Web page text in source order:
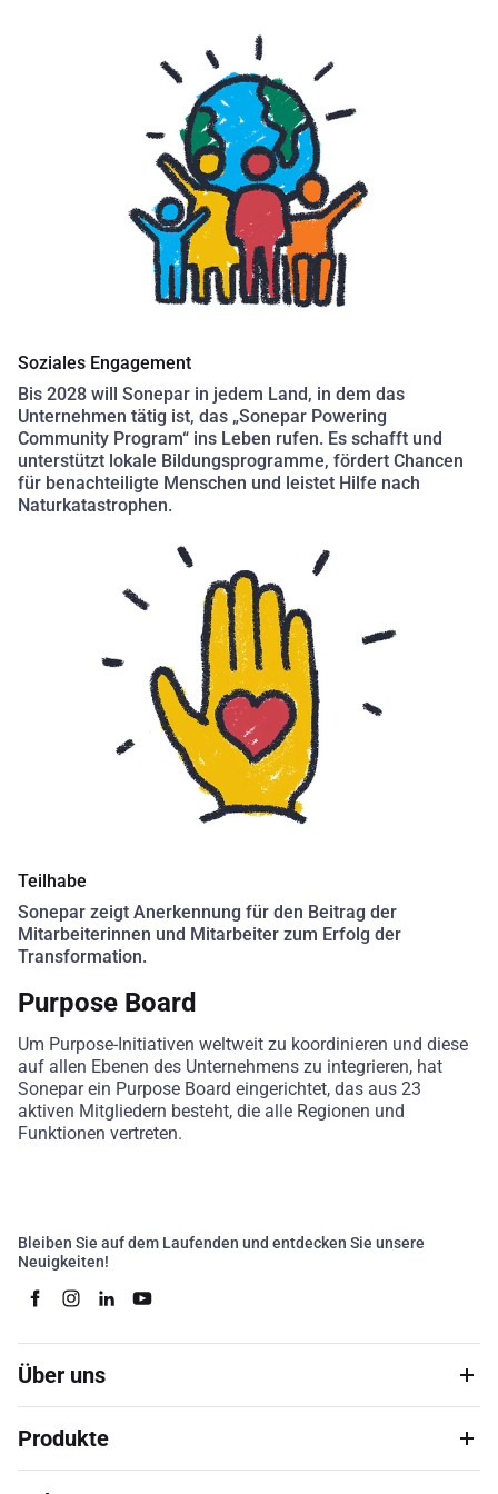
Soziales Engagement
Bis 2028 will Sonepar in jedem Land, in dem das
Unternehmen tätig ist, das „Sonepar Powering
Community Program“ ins Leben rufen. Es schafft und
unterstützt lokale Bildungsprogramme, fördert Chancen
für benachteiligte Menschen und leistet Hilfe nach
Naturkatastrophen.
Teilhabe
Sonepar zeigt Anerkennung für den Beitrag der
Mitarbeiterinnen und Mitarbeiter zum Erfolg der
Transformation.
Purpose Board
Um Purpose-Initiativen weltweit zu koordinieren und diese
auf allen Ebenen des Unternehmens zu integrieren, hat
Sonepar ein Purpose Board eingerichtet, das aus 23
aktiven Mitgliedern besteht, die alle Regionen und
Funktionen vertreten.
Bleiben Sie auf dem Laufenden und entdecken Sie unsere
Neuigkeiten!
Über uns
Produkte